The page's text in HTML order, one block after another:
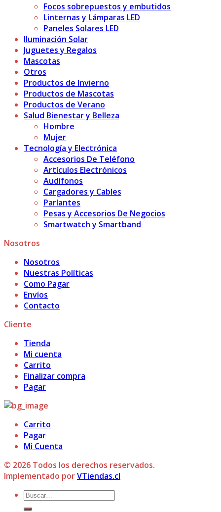
Focos sobrepuestos y embutidos
Linternas y Lámparas LED
Paneles Solares LED
Iluminación Solar
Juguetes y Regalos
Mascotas
Otros
Productos de Invierno
Productos de Mascotas
Productos de Verano
Salud Bienestar y Belleza
Hombre
Mujer
Tecnología y Electrónica
Accesorios De Teléfono
Artículos Electrónicos
Audífonos
Cargadores y Cables
Parlantes
Pesas y Accesorios De Negocios
Smartwatch y Smartband
Nosotros
Nosotros
Nuestras Políticas
Como Pagar
Envíos
Contacto
Cliente
Tienda
Mi cuenta
Carrito
Finalizar compra
Pagar
Carrito
Pagar
Mi Cuenta
© 2026 Todos los derechos reservados.
Implementado porVTiendas.cl
Buscar
por: